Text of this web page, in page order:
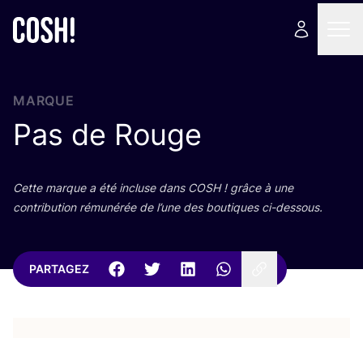
MARQUE
Pas de Rouge
Cette marque a été incluse dans COSH! grâce à une
contri­bu­tion rému­né­rée de l’une des bou­tiques ci-dessous.
PARTAGEZ